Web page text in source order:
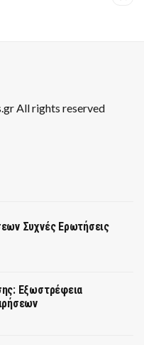
All rights reserved
Συχνές Ερωτήσεις
Εξωστρέφεια